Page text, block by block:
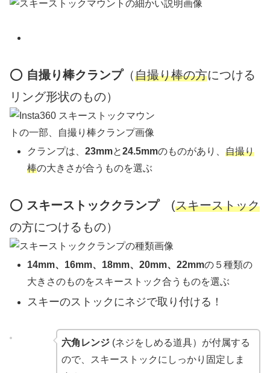
⭕️ 自撮り棒クランプ（自撮り棒の方につける
リング形状のもの）
クランプは、23mmと24.5mmのものがあり、自撮り
棒の大きさが合うものを選ぶ
⭕️ スキーストッククランプ(スキーストック
の方につけるもの）
14mm、16mm、18mm、20mm、22mmの５種類の
大きさのものをスキーストック合うものを選ぶ
スキーのストックにネジで取り付ける！
六角レンジ(ネジをしめる道具）が付属する
ので、スキーストックにしっかり固定しま